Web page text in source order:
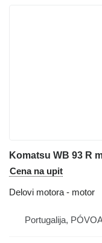
Komatsu WB 93 R
Cena na upit
Delovi motora - motor
Portugalija,